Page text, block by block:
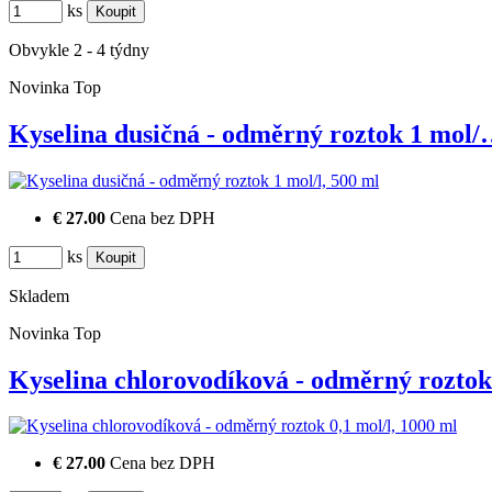
ks
Obvykle 2 - 4 týdny
Novinka Top
Kyselina dusičná - odměrný roztok 1
€ 27.00 Cena bez DPH
ks
Skladem
Novinka Top
Kyselina chlorovodíková - odměrný
€ 27.00 Cena bez DPH